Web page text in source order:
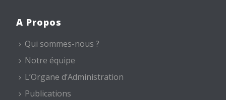
A Propos
Qui sommes-nous ?
Notre équipe
L’Organe d’Administration
Publications